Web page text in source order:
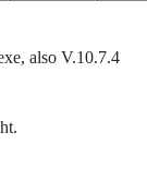
also V.10.7.4